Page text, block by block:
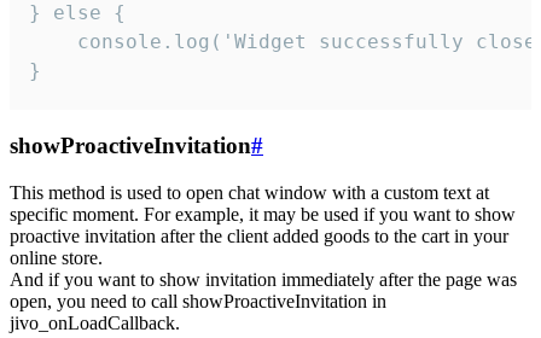
} else {
console.log('Widget successfully
}
showProactiveInvitation#
This method is used to open chat window with a custom text at
specific moment. For example, it may be used if you want to show
proactive invitation after the client added goods to the cart in your
online store.
And if you want to show invitation immediately after the page was
open, you need to call showProactiveInvitation in
jivo_onLoadCallback.